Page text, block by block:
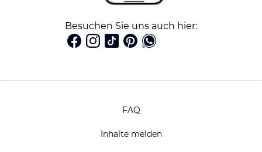
Besuchen Sie uns auch hier:
FAQ
Inhalte melden